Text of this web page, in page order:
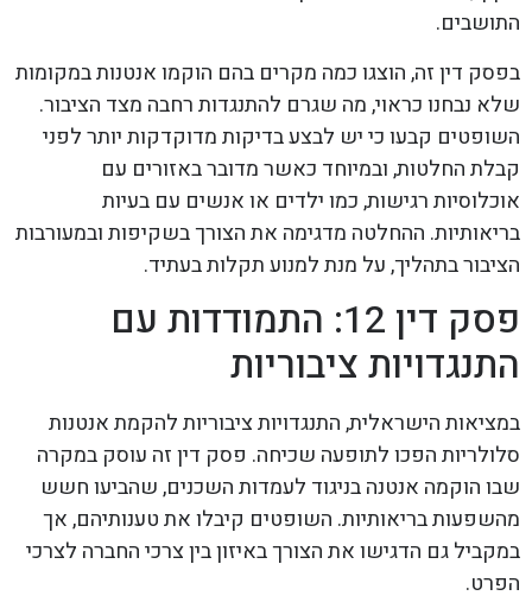
התושבים.
בפסק דין זה, הוצגו כמה מקרים בהם הוקמו אנטנות במקומות
שלא נבחנו כראוי, מה שגרם להתנגדות רחבה מצד הציבור.
השופטים קבעו כי יש לבצע בדיקות מדוקדקות יותר לפני
קבלת החלטות, ובמיוחד כאשר מדובר באזורים עם
אוכלוסיות רגישות, כמו ילדים או אנשים עם בעיות
בריאותיות. ההחלטה מדגימה את הצורך בשקיפות ובמעורבות
הציבור בתהליך, על מנת למנוע תקלות בעתיד.
פסק דין 12: התמודדות עם
התנגדויות ציבוריות
במציאות הישראלית, התנגדויות ציבוריות להקמת אנטנות
סלולריות הפכו לתופעה שכיחה. פסק דין זה עוסק במקרה
שבו הוקמה אנטנה בניגוד לעמדות השכנים, שהביעו חשש
מהשפעות בריאותיות. השופטים קיבלו את טענותיהם, אך
במקביל גם הדגישו את הצורך באיזון בין צרכי החברה לצרכי
הפרט.